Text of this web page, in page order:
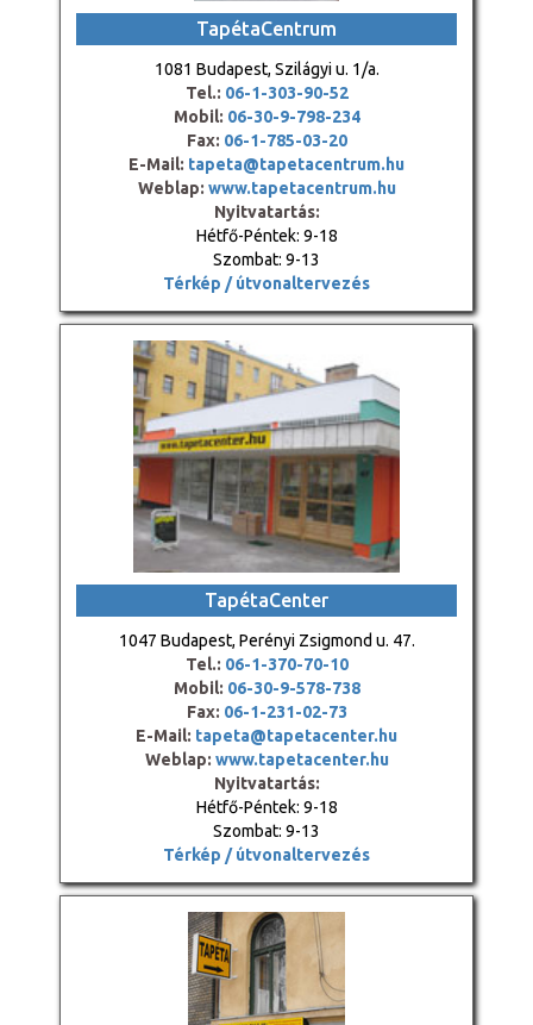
TapétaCentrum
1081 Budapest, Szilágyi u. 1/a.
Tel.: 06-1-303-90-52
Mobil: 06-30-9-798-234
Fax: 06-1-785-03-20
E-Mail: tapeta@tapetacentrum.hu
Weblap: www.tapetacentrum.hu
Nyitvatartás:
Hétfő-Péntek: 9-18
Szombat: 9-13
Térkép / útvonaltervezés
TapétaCenter
1047 Budapest, Perényi Zsigmond u. 47.
Tel.: 06-1-370-70-10
Mobil: 06-30-9-578-738
Fax: 06-1-231-02-73
E-Mail: tapeta@tapetacenter.hu
Weblap: www.tapetacenter.hu
Nyitvatartás:
Hétfő-Péntek: 9-18
Szombat: 9-13
Térkép / útvonaltervezés